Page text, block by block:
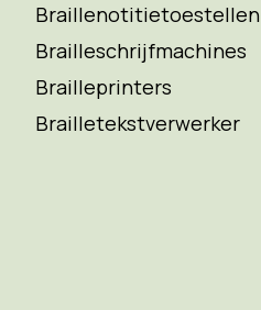
Braillenotitietoestellen
Brailleschrijfmachines
Brailleprinters
Brailletekstverwerker